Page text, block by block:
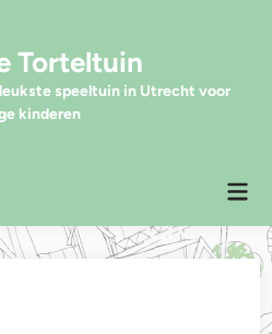
Torteltuin
speeltuin in Utrecht voor
kinderen